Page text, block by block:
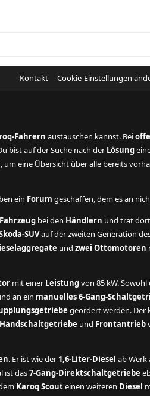
Kontakt Cookie-Einstellungen
Fahrern austauschen kannst. Bei
bist auf der Suche nach der Lösung
, um eine Übersicht über alle bereits
ein Forum geschaffen, dem es an
Fahrzeug bei den Händlern und trat
SUVauf der zweiten Generation
und zwei Ottomotoren
mit einer Leistungvon 85 kW. Sowohl
an ein manuelles 6-Gang-
geordert werden. Der
und Frontantrieb
. Er ist wie der 1,6-Liter-Diesel ab Werk
ist das7-Gang-Direktschaltgetriebe
Karoq Scouteinen weiteren Diesel